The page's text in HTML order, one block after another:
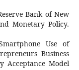
Bank of New
Monetary Policy.
Use of
Business
Acceptance Model